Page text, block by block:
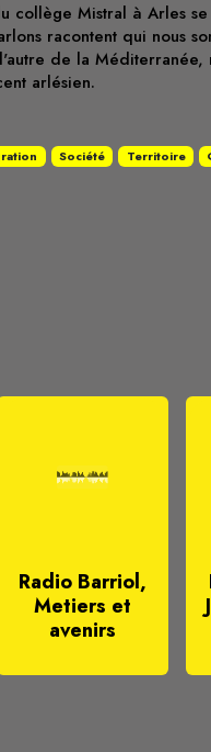
collège Mistral à Arles
racontent qui nous
de la Méditerranée,
arlésien.
Société Territoire
Radio Barriol,
Metiers et
avenirs